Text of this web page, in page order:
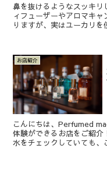
鼻を抜けるようなスッキ
ィフューザーやアロマキ
りますが、実はユーカリ
お店紹介
こんにちは、Perfumed
体験ができるお店をご紹
水をチェックしていても